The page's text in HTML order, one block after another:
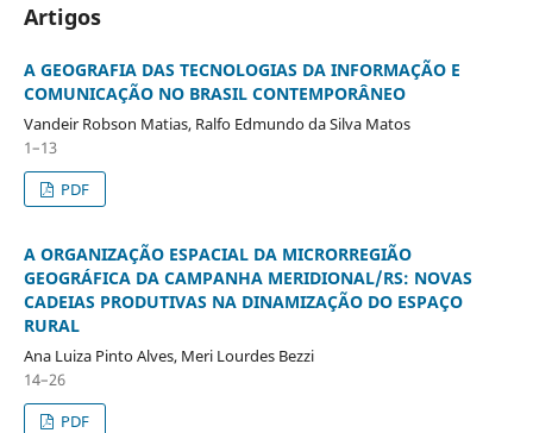
Artigos
A GEOGRAFIA DAS TECNOLOGIAS DA INFORMAÇÃO E
COMUNICAÇÃO NO BRASIL CONTEMPORÂNEO
Vandeir Robson Matias, Ralfo Edmundo da Silva Matos
1–13
PDF
A ORGANIZAÇÃO ESPACIAL DA MICRORREGIÃO
GEOGRÁFICA DA CAMPANHA MERIDIONAL/RS: NOVAS
CADEIAS PRODUTIVAS NA DINAMIZAÇÃO DO ESPAÇO
RURAL
Ana Luiza Pinto Alves, Meri Lourdes Bezzi
14–26
PDF